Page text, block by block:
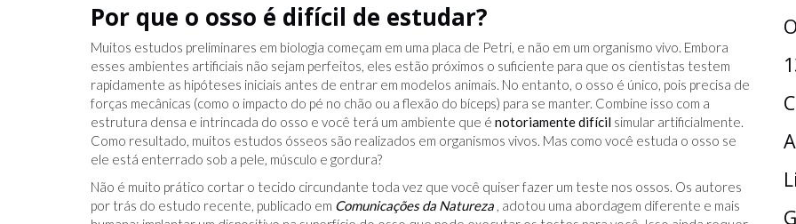
Por que o osso é difícil de estudar?
Muitos estudos preliminares em biologia começam em uma placa de Petri, e não em um organismo vivo. Embora
esses ambientes artificiais não sejam perfeitos, eles estão próximos o suficiente para que os cientistas testem
rapidamente as hipóteses iniciais antes de entrar em modelos animais. No entanto, o osso é único, pois precisa de
forças mecânicas (como o impacto do pé no chão ou a flexão do bíceps) para se manter. Combine isso com a
estrutura densa e intrincada do osso e você terá um ambiente que é notoriamente difícil simular artificialmente.
Como resultado, muitos estudos ósseos são realizados em organismos vivos. Mas como você estuda o osso se
ele está enterrado sob a pele, músculo e gordura?
Não é muito prático cortar o tecido circundante toda vez que você quiser fazer um teste nos ossos. Os autores
por trás do estudo recente, publicado em Comunicações da Natureza , adotou uma abordagem diferente e mais